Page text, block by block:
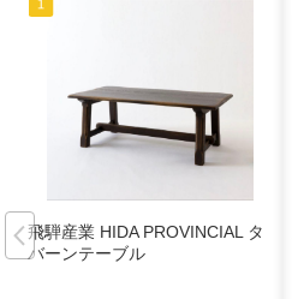
飛騨産業 HIDA PROVINCIAL タ
バーンテーブル